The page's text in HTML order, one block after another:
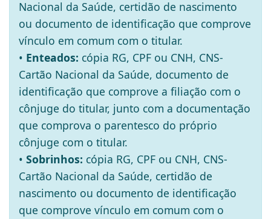
Nacional da Saúde, certidão de nascimento
ou documento de identificação que comprove
vínculo em comum com o titular.
• Enteados: cópia RG, CPF ou CNH, CNS-
Cartão Nacional da Saúde, documento de
identificação que comprove a filiação com o
cônjuge do titular, junto com a documentação
que comprova o parentesco do próprio
cônjuge com o titular.
• Sobrinhos: cópia RG, CPF ou CNH, CNS-
Cartão Nacional da Saúde, certidão de
nascimento ou documento de identificação
que comprove vínculo em comum com o